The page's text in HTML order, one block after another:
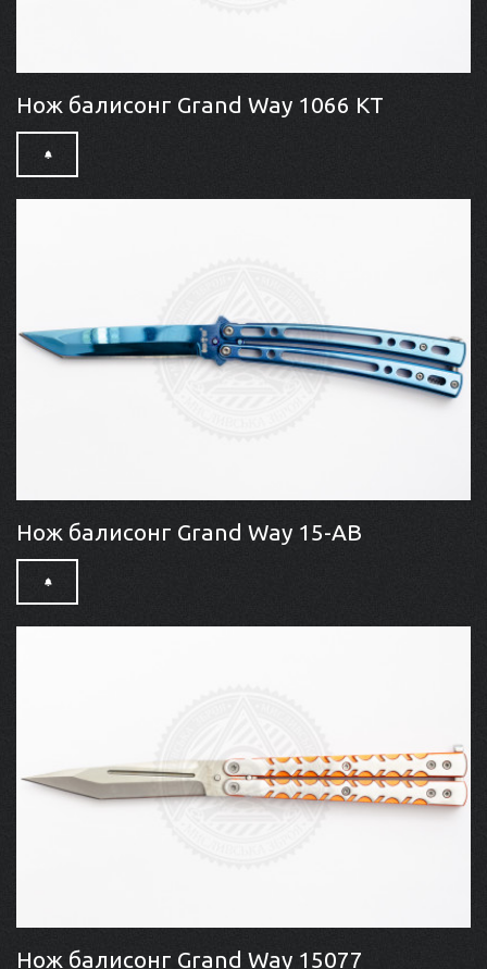
Нож балисонг Grand Way 1066 КТ
Нож балисонг Grand Way 15-AB
Нож балисонг Grand Way 15077